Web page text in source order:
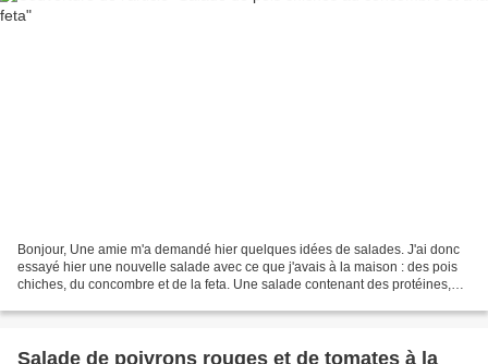
Bonjour, Une amie m'a demandé hier quelques idées de salades. J'ai donc
essayé hier une nouvelle salade avec ce que j'avais à la maison : des pois
chiches, du concombre et de la feta. Une salade contenant des protéines,
Salade de poivrons rouges et de tomates à la